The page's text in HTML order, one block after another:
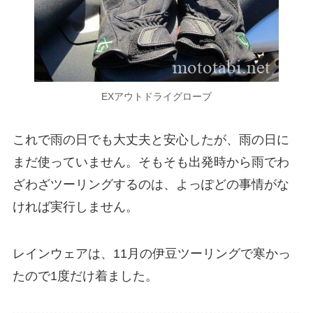
EXアウトドライグローブ
これで雨の日でも大丈夫と安心したが、雨の日に
まだ使っていません。そもそも出発時から雨でわ
ざわざツーリングするのは、よっぽどの事情がな
ければ実行しません。
レインウェアは、11月の伊豆ツーリングで寒かっ
たので1度だけ着ました。